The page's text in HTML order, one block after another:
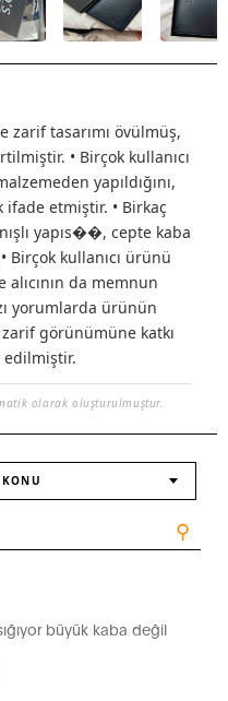
zarif tasarımı övülmüş,
• Birçok kullanıcı
yapıldığını,
etmiştir. • Birkaç
yapıs��, cepte kaba
Birçok kullanıcı ürünü
alıcının da memnun
yorumlarda ürünün
görünümüne katkı
edilmiştir.
olarak oluşturulmuştur.
KONU
⚲
büyük kaba değil